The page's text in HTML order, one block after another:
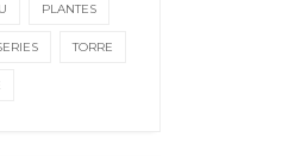
PLANTES
TORRE